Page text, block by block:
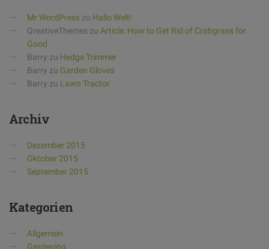
Mr WordPress zu Hallo Welt!
QreativeThemes zu Article: How to Get Rid of Crabgrass for
Good
Barry zu Hedge Trimmer
Barry zu Garden Gloves
Barry zu Lawn Tractor
Archiv
Dezember 2015
Oktober 2015
September 2015
Kategorien
Allgemein
Gardening